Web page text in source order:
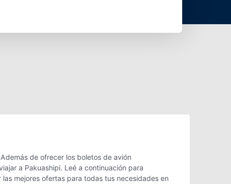
de ofrecer los boletos de avión
a Pakuashipi. Leé a continuación para
mejores ofertas para todas tus necesidades en